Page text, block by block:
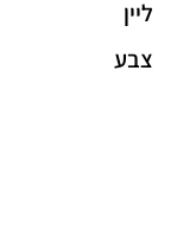
ליין
צבע